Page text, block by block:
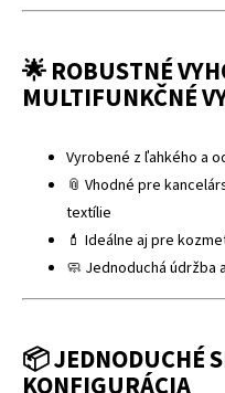
🌟 ROBUSTNÉ
MULTIFUNKČNÉ
Vyrobené z ľahkého a
📎 Vhodné pre
textílie
💄 Ideálne aj pre
🧼 Jednoduchá údržba
📦 JEDNODUCHÉ